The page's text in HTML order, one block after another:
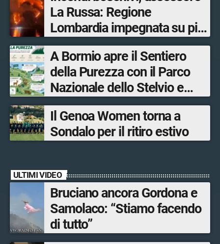
La Russa: Regione
Lombardia impegnata su più
fronti, 48 volontari coinvolti
tra le province di Lecco,
Sondrio, Milano e Como
A Bormio apre il Sentiero
della Purezza con il Parco
Nazionale dello Stelvio e
Bormio Tourism
Il Genoa Women torna a
Sondalo per il ritiro estivo
ULTIMI VIDEO
Bruciano ancora Gordona e
Samolaco: “Stiamo facendo
di tutto”